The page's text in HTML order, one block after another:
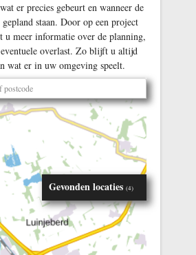
er precies gebeurt en wanneer de
gepland staan. Door op een project
meer informatie over de planning,
overlast. Zo blijft u altijd
wat er in uw omgeving speelt.
Gevonden locaties (4)
Vernieuwing centrum
Heerenveen